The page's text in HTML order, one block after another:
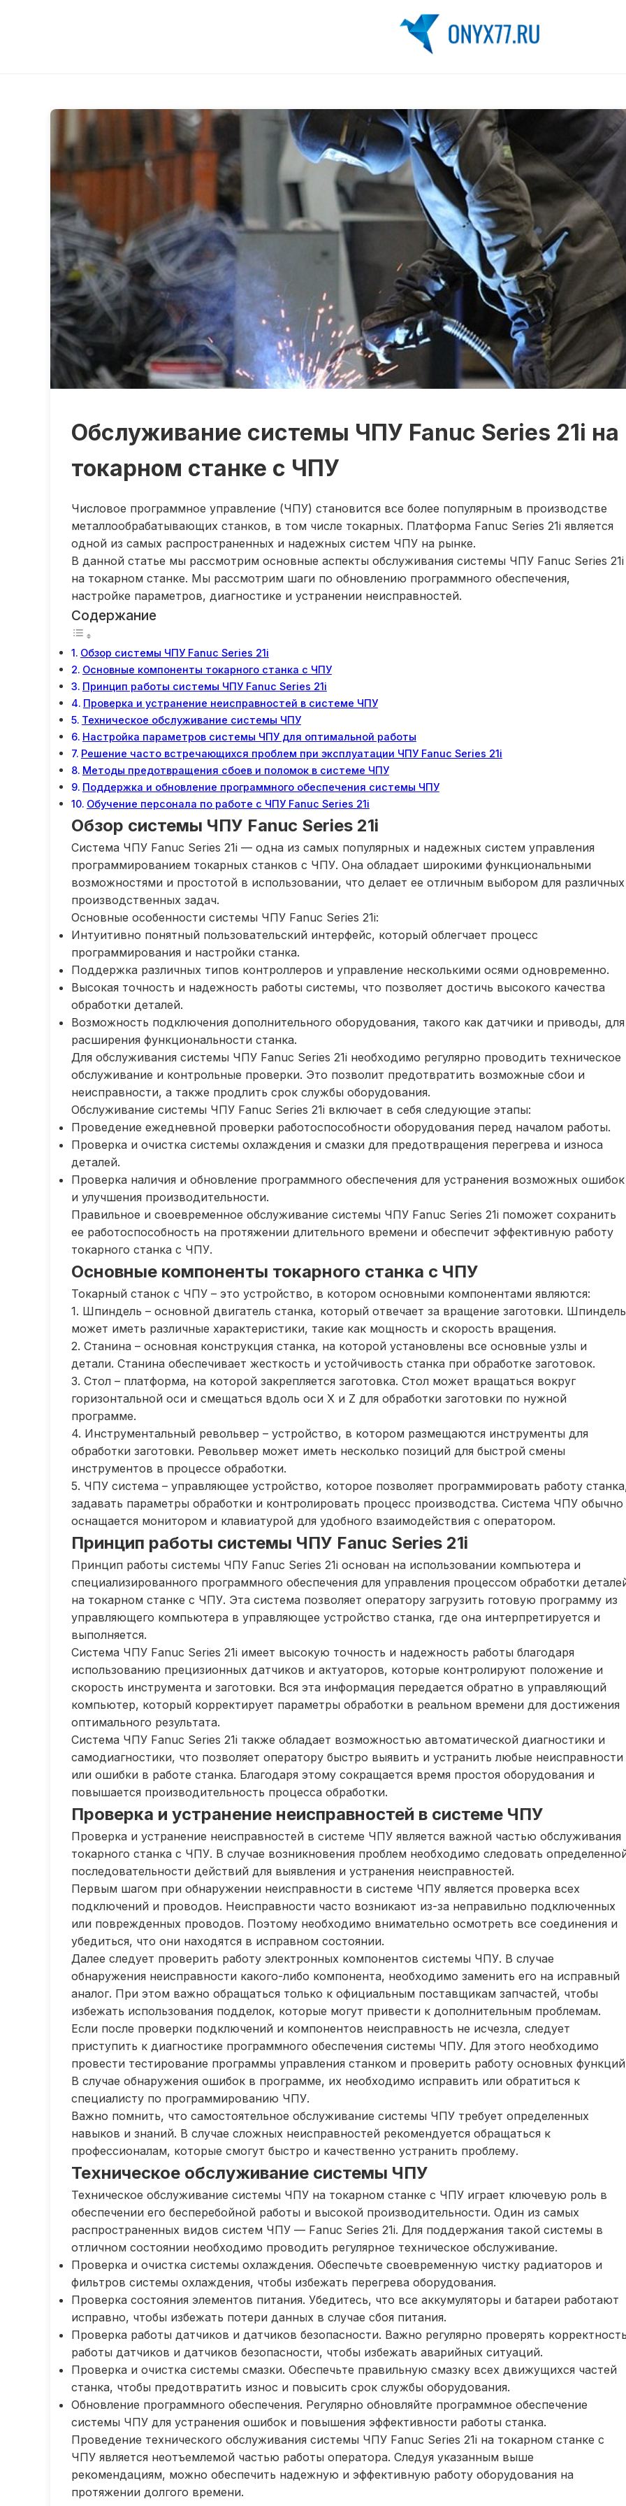
Обслуживание системы ЧПУ Fanuc Series 21i на
токарном станке с ЧПУ
Числовое программное управление (ЧПУ) становится все более популярным в производстве
металлообрабатывающих станков, в том числе токарных. Платформа Fanuc Series 21i является
одной из самых распространенных и надежных систем ЧПУ на рынке.
В данной статье мы рассмотрим основные аспекты обслуживания системы ЧПУ Fanuc Series 21i
на токарном станке. Мы рассмотрим шаги по обновлению программного обеспечения,
настройке параметров, диагностике и устранении неисправностей.
Содержание
Обзор системы ЧПУ Fanuc Series 21i
Основные компоненты токарного станка с ЧПУ
Принцип работы системы ЧПУ Fanuc Series 21i
Проверка и устранение неисправностей в системе ЧПУ
Техническое обслуживание системы ЧПУ
Настройка параметров системы ЧПУ для оптимальной работы
Решение часто встречающихся проблем при эксплуатации ЧПУ Fanuc Series 21i
Методы предотвращения сбоев и поломок в системе ЧПУ
Поддержка и обновление программного обеспечения системы ЧПУ
Обучение персонала по работе с ЧПУ Fanuc Series 21i
Обзор системы ЧПУ Fanuc Series 21i
Система ЧПУ Fanuc Series 21i — одна из самых популярных и надежных систем управления
программированием токарных станков с ЧПУ. Она обладает широкими функциональными
возможностями и простотой в использовании, что делает ее отличным выбором для различных
производственных задач.
Основные особенности системы ЧПУ Fanuc Series 21i:
Интуитивно понятный пользовательский интерфейс, который облегчает процесс
программирования и настройки станка.
Поддержка различных типов контроллеров и управление несколькими осями одновременно.
Высокая точность и надежность работы системы, что позволяет достичь высокого качества
обработки деталей.
Возможность подключения дополнительного оборудования, такого как датчики и приводы, для
расширения функциональности станка.
Для обслуживания системы ЧПУ Fanuc Series 21i необходимо регулярно проводить техническое
обслуживание и контрольные проверки. Это позволит предотвратить возможные сбои и
неисправности, а также продлить срок службы оборудования.
Обслуживание системы ЧПУ Fanuc Series 21i включает в себя следующие этапы:
Проведение ежедневной проверки работоспособности оборудования перед началом работы.
Проверка и очистка системы охлаждения и смазки для предотвращения перегрева и износа
деталей.
Проверка наличия и обновление программного обеспечения для устранения возможных ошибок
и улучшения производительности.
Правильное и своевременное обслуживание системы ЧПУ Fanuc Series 21i поможет сохранить
ее работоспособность на протяжении длительного времени и обеспечит эффективную работу
токарного станка с ЧПУ.
Основные компоненты токарного станка с ЧПУ
Токарный станок с ЧПУ – это устройство, в котором основными компонентами являются:
1. Шпиндель – основной двигатель станка, который отвечает за вращение заготовки. Шпиндель
может иметь различные характеристики, такие как мощность и скорость вращения.
2. Станина – основная конструкция станка, на которой установлены все основные узлы и
детали. Станина обеспечивает жесткость и устойчивость станка при обработке заготовок.
3. Стол – платформа, на которой закрепляется заготовка. Стол может вращаться вокруг
горизонтальной оси и смещаться вдоль оси X и Z для обработки заготовки по нужной
программе.
4. Инструментальный револьвер – устройство, в котором размещаются инструменты для
обработки заготовки. Револьвер может иметь несколько позиций для быстрой смены
инструментов в процессе обработки.
5. ЧПУ система – управляющее устройство, которое позволяет программировать работу
задавать параметры обработки и контролировать процесс производства. Система ЧПУ обычно
оснащается монитором и клавиатурой для удобного взаимодействия с оператором.
Принцип работы системы ЧПУ Fanuc Series 21i
Принцип работы системы ЧПУ Fanuc Series 21i основан на использовании компьютера и
специализированного программного обеспечения для управления процессом обработки
на токарном станке с ЧПУ. Эта система позволяет оператору загрузить готовую программу из
управляющего компьютера в управляющее устройство станка, где она интерпретируется и
выполняется.
Система ЧПУ Fanuc Series 21i имеет высокую точность и надежность работы благодаря
использованию прецизионных датчиков и актуаторов, которые контролируют положение и
скорость инструмента и заготовки. Вся эта информация передается обратно в управляющий
компьютер, который корректирует параметры обработки в реальном времени для достижения
оптимального результата.
Система ЧПУ Fanuc Series 21i также обладает возможностью автоматической диагностики и
самодиагностики, что позволяет оператору быстро выявить и устранить любые неисправности
или ошибки в работе станка. Благодаря этому сокращается время простоя оборудования и
повышается производительность процесса обработки.
Проверка и устранение неисправностей в системе ЧПУ
Проверка и устранение неисправностей в системе ЧПУ является важной частью обслуживания
токарного станка с ЧПУ. В случае возникновения проблем необходимо следовать
последовательности действий для выявления и устранения неисправностей.
Первым шагом при обнаружении неисправности в системе ЧПУ является проверка всех
подключений и проводов. Неисправности часто возникают из-за неправильно подключенных
или поврежденных проводов. Поэтому необходимо внимательно осмотреть все соединения и
убедиться, что они находятся в исправном состоянии.
Далее следует проверить работу электронных компонентов системы ЧПУ. В случае
обнаружения неисправности какого-либо компонента, необходимо заменить его на исправный
аналог. При этом важно обращаться только к официальным поставщикам запчастей, чтобы
избежать использования подделок, которые могут привести к дополнительным проблемам.
Если после проверки подключений и компонентов неисправность не исчезла, следует
приступить к диагностике программного обеспечения системы ЧПУ. Для этого необходимо
провести тестирование программы управления станком и проверить работу основных
В случае обнаружения ошибок в программе, их необходимо исправить или обратиться к
специалисту по программированию ЧПУ.
Важно помнить, что самостоятельное обслуживание системы ЧПУ требует определенных
навыков и знаний. В случае сложных неисправностей рекомендуется обращаться к
профессионалам, которые смогут быстро и качественно устранить проблему.
Техническое обслуживание системы ЧПУ
Техническое обслуживание системы ЧПУ на токарном станке с ЧПУ играет ключевую роль в
обеспечении его бесперебойной работы и высокой производительности. Один из самых
распространенных видов систем ЧПУ — Fanuc Series 21i. Для поддержания такой системы в
отличном состоянии необходимо проводить регулярное техническое обслуживание.
Проверка и очистка системы охлаждения. Обеспечьте своевременную чистку радиаторов и
фильтров системы охлаждения, чтобы избежать перегрева оборудования.
Проверка состояния элементов питания. Убедитесь, что все аккумуляторы и батареи работают
исправно, чтобы избежать потери данных в случае сбоя питания.
Проверка работы датчиков и датчиков безопасности. Важно регулярно проверять
работы датчиков и датчиков безопасности, чтобы избежать аварийных ситуаций.
Проверка и очистка системы смазки. Обеспечьте правильную смазку всех движущихся частей
станка, чтобы предотвратить износ и повысить срок службы оборудования.
Обновление программного обеспечения. Регулярно обновляйте программное обеспечение
системы ЧПУ для устранения ошибок и повышения эффективности работы станка.
Проведение технического обслуживания системы ЧПУ Fanuc Series 21i на токарном станке с
ЧПУ является неотъемлемой частью работы оператора. Следуя указанным выше
рекомендациям, можно обеспечить надежную и эффективную работу оборудования на
протяжении долгого времени.